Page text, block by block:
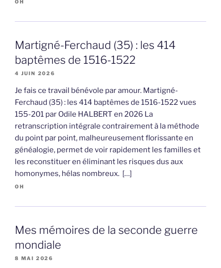
OH
Martigné-Ferchaud (35) : les 414
baptêmes de 1516-1522
4 JUIN 2026
Je fais ce travail bénévole par amour. Martigné-
Ferchaud (35) : les 414 baptêmes de 1516-1522 vues
155-201 par Odile HALBERT en 2026 La
retranscription intégrale contrairement à la méthode
du point par point, malheureusement florissante en
généalogie, permet de voir rapidement les familles et
les reconstituer en éliminant les risques dus aux
homonymes, hélas nombreux. […]
OH
Mes mémoires de la seconde guerre
mondiale
8 MAI 2026